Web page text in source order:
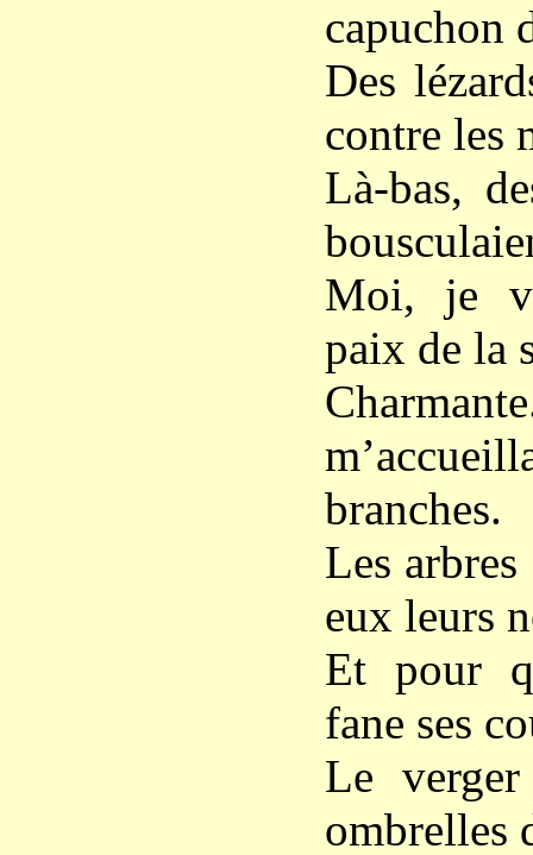
capuchon
Des
contre les
Là-bas,
Moi, je
paix de la
branches.
Les
eux leurs
Et pour
fane ses
Le
ombrelles